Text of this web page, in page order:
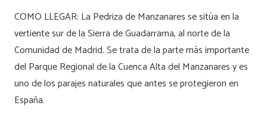
COMO LLEGAR: La Pedriza de Manzanares se sitúa en la
vertiente sur de la Sierra de Guadarrama, al norte de la
Comunidad de Madrid. Se trata de la parte más importante
del Parque Regional de la Cuenca Alta del Manzanares y es
uno de los parajes naturales que antes se protegieron en
España.